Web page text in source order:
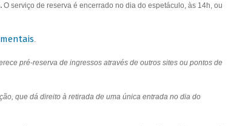
O serviço de reserva é encerrado no dia do espetáculo, às 14h, ou
.
pré-reserva de ingressos através de outros sites ou pontos de
que dá direito à retirada de uma única entrada no dia do